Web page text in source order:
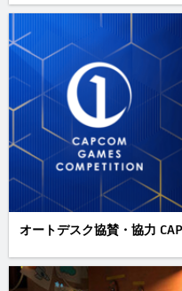
オートデスク協賛・協力